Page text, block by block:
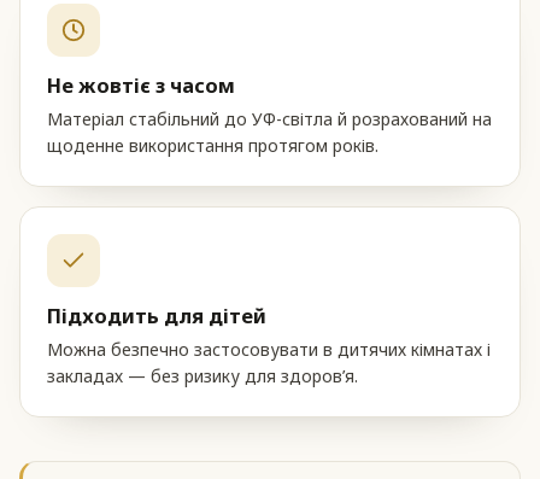
Не жовтіє з часом
Матеріал стабільний до УФ-світла й розрахований на
щоденне використання протягом років.
Підходить для дітей
Можна безпечно застосовувати в дитячих кімнатах і
закладах — без ризику для здоров’я.